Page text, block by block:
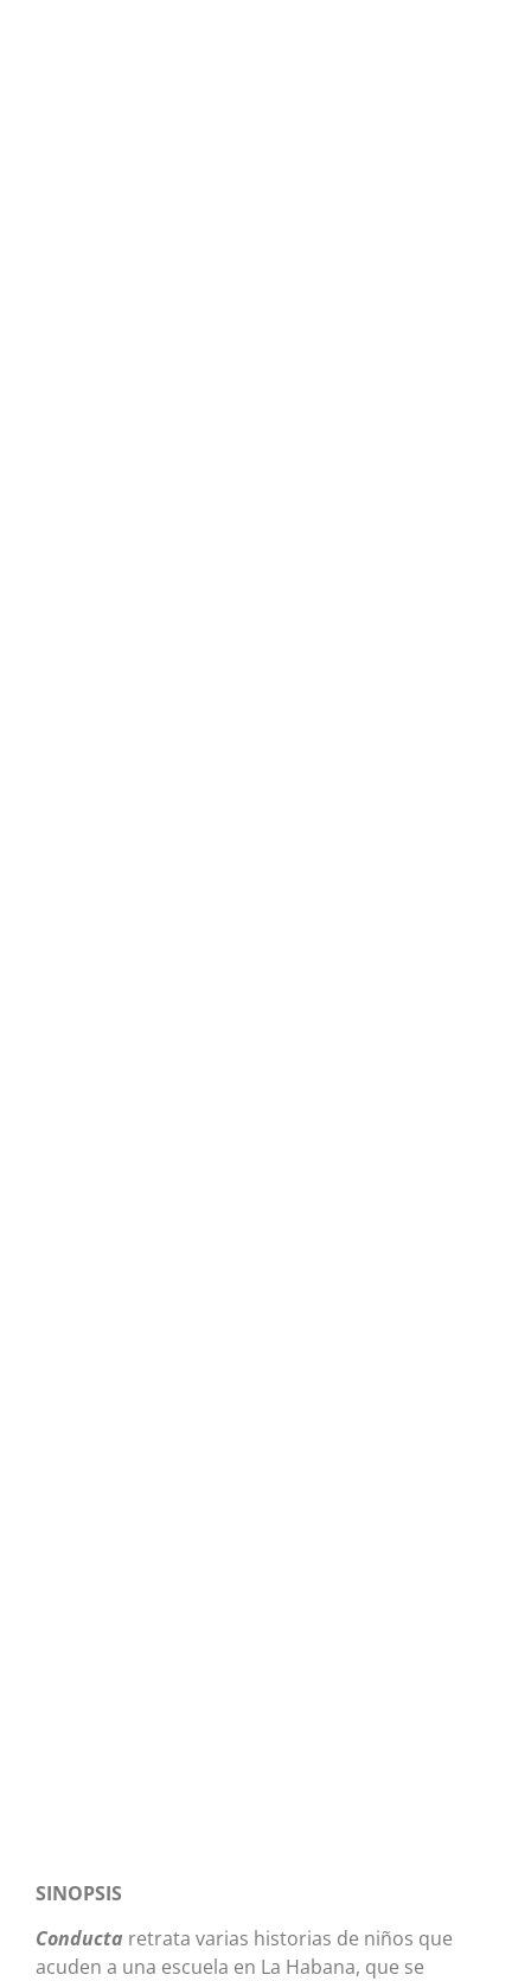
SINOPSIS
Conducta retrata varias historias de niños que
acuden a una escuela en La Habana, que se